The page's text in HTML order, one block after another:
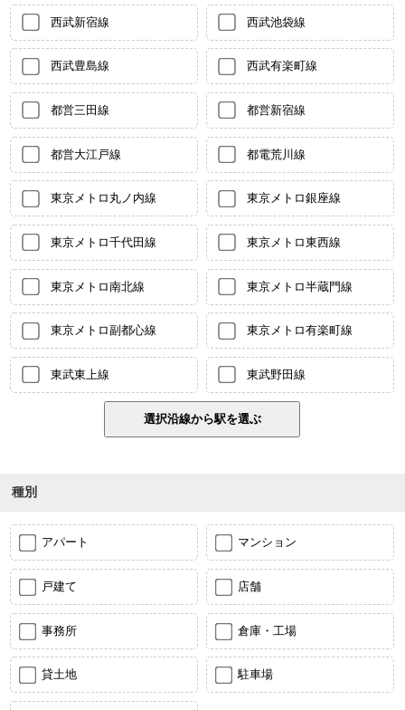
西武新宿線 西武池袋線
西武豊島線 西武有楽町線
都営三田線 都営新宿線
都営大江戸線 都電荒川線
東京メトロ丸ノ内線 東京メトロ銀座線
東京メトロ千代田線 東京メトロ東西線
東京メトロ南北線 東京メトロ半蔵門線
東京メトロ副都心線 東京メトロ有楽町線
東武東上線 東武野田線
種別
アパート マンション
戸建て 店舗
事務所 倉庫・工場
貸土地 駐車場